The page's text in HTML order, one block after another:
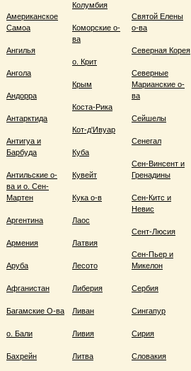
Американское
Самоа
Ангилья
Ангола
Андорра
Антарктида
Антигуа и
Барбуда
Антильские о-
ва и о. Сен-
Мартен
Аргентина
Армения
Аруба
Афганистан
Багамские О-ва
о. Бали
Бахрейн
Колумбия
Коморские о-
ва
о. Крит
Крым
Коста-Рика
Кот-д'Ивуар
Куба
Кувейт
Кука о-в
Лаос
Латвия
Лесото
Либерия
Ливан
Ливия
Литва
Святой Елены
о-ва
Северная Корея
Северные
Марианские о-
ва
Сейшелы
Сенегал
Сен-Винсент и
Гренадины
Сен-Китс и
Невис
Сент-Люсия
Сен-Пьер и
Микелон
Сербия
Сингапур
Сирия
Словакия